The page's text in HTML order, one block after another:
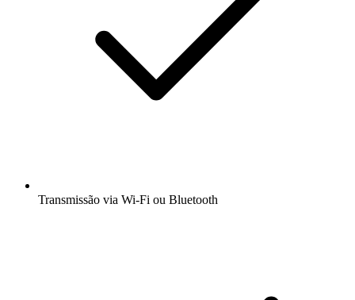
Transmissão via Wi-Fi ou Bluetooth